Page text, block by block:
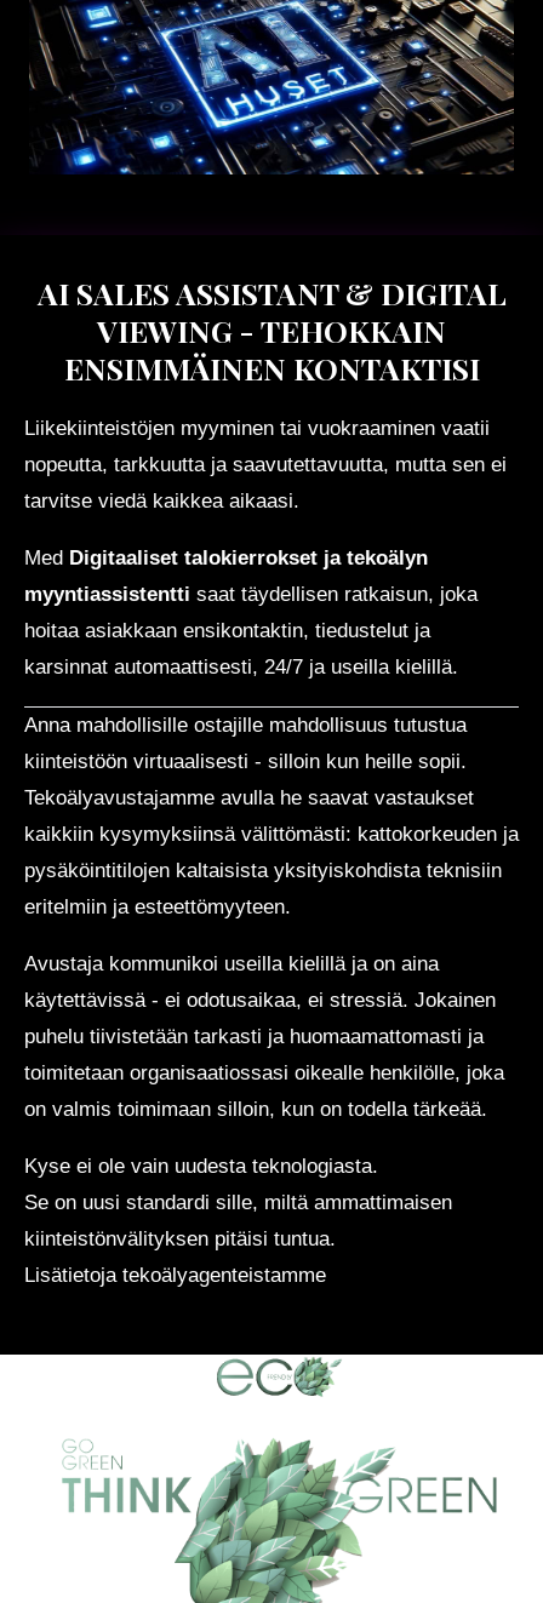
AI SALES ASSISTANT & DIGITAL
VIEWING - TEHOKKAIN
ENSIMMÄINEN KONTAKTISI
Liikekiinteistöjen myyminen tai vuokraaminen vaatii
nopeutta, tarkkuutta ja saavutettavuutta, mutta sen ei
tarvitse viedä kaikkea aikaasi.
Med Digitaaliset talokierrokset ja tekoälyn
myyntiassistentti saat täydellisen ratkaisun, joka
hoitaa asiakkaan ensikontaktin, tiedustelut ja
karsinnat automaattisesti, 24/7 ja useilla kielillä.
Anna mahdollisille ostajille mahdollisuus tutustua
kiinteistöön virtuaalisesti - silloin kun heille sopii.
Tekoälyavustajamme avulla he saavat vastaukset
kaikkiin kysymyksiinsä välittömästi: kattokorkeuden ja
pysäköintitilojen kaltaisista yksityiskohdista teknisiin
eritelmiin ja esteettömyyteen.
Avustaja kommunikoi useilla kielillä ja on aina
käytettävissä - ei odotusaikaa, ei stressiä. Jokainen
puhelu tiivistetään tarkasti ja huomaamattomasti ja
toimitetaan organisaatiossasi oikealle henkilölle, joka
on valmis toimimaan silloin, kun on todella tärkeää.
Kyse ei ole vain uudesta teknologiasta.
Se on uusi standardi sille, miltä ammattimaisen
kiinteistönvälityksen pitäisi tuntua.
Lisätietoja tekoälyagenteistamme